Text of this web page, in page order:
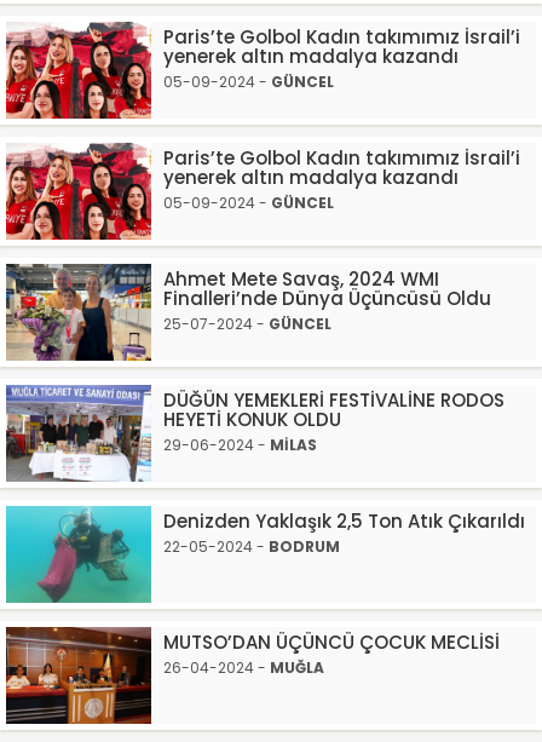
Paris’te Golbol Kadın takımımız İsrail’i
yenerek altın madalya kazandı
05-09-2024 - GÜNCEL
Paris’te Golbol Kadın takımımız İsrail’i
yenerek altın madalya kazandı
05-09-2024 - GÜNCEL
Ahmet Mete Savaş, 2024 WMI
Finalleri’nde Dünya Üçüncüsü Oldu
25-07-2024 - GÜNCEL
DÜĞÜN YEMEKLERİ FESTİVALİNE RODOS
HEYETİ KONUK OLDU
29-06-2024 - MİLAS
Denizden Yaklaşık 2,5 Ton Atık Çıkarıldı
22-05-2024 - BODRUM
MUTSO’DAN ÜÇÜNCÜ ÇOCUK MECLİSİ
26-04-2024 - MUĞLA